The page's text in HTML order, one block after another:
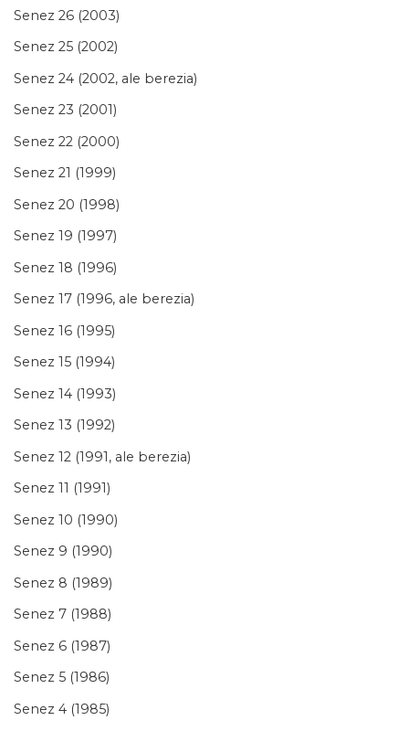
Senez 26 (2003)
Senez 25 (2002)
Senez 24 (2002, ale berezia)
Senez 23 (2001)
Senez 22 (2000)
Senez 21 (1999)
Senez 20 (1998)
Senez 19 (1997)
Senez 18 (1996)
Senez 17 (1996, ale berezia)
Senez 16 (1995)
Senez 15 (1994)
Senez 14 (1993)
Senez 13 (1992)
Senez 12 (1991, ale berezia)
Senez 11 (1991)
Senez 10 (1990)
Senez 9 (1990)
Senez 8 (1989)
Senez 7 (1988)
Senez 6 (1987)
Senez 5 (1986)
Senez 4 (1985)